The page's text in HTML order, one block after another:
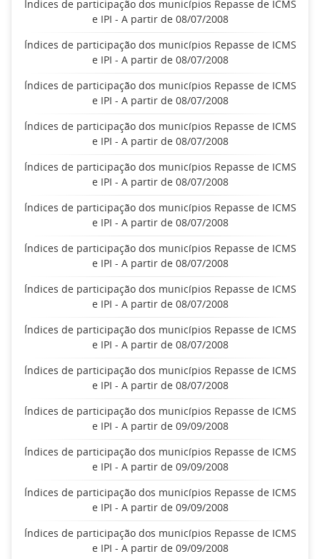
Índices de participação dos municípios Repasse de ICMS
e IPI - A partir de 08/07/2008
Índices de participação dos municípios Repasse de ICMS
e IPI - A partir de 08/07/2008
Índices de participação dos municípios Repasse de ICMS
e IPI - A partir de 08/07/2008
Índices de participação dos municípios Repasse de ICMS
e IPI - A partir de 08/07/2008
Índices de participação dos municípios Repasse de ICMS
e IPI - A partir de 08/07/2008
Índices de participação dos municípios Repasse de ICMS
e IPI - A partir de 08/07/2008
Índices de participação dos municípios Repasse de ICMS
e IPI - A partir de 08/07/2008
Índices de participação dos municípios Repasse de ICMS
e IPI - A partir de 08/07/2008
Índices de participação dos municípios Repasse de ICMS
e IPI - A partir de 08/07/2008
Índices de participação dos municípios Repasse de ICMS
e IPI - A partir de 08/07/2008
Índices de participação dos municípios Repasse de ICMS
e IPI - A partir de 09/09/2008
Índices de participação dos municípios Repasse de ICMS
e IPI - A partir de 09/09/2008
Índices de participação dos municípios Repasse de ICMS
e IPI - A partir de 09/09/2008
Índices de participação dos municípios Repasse de ICMS
e IPI - A partir de 09/09/2008